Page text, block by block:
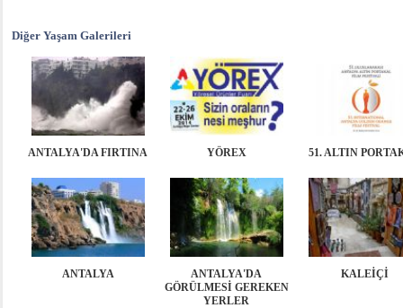
Diğer Yaşam Galerileri
ANTALYA'DA FIRTINA YÖREX 51. ALTIN
ANTALYA
ANTALYA'DA
GÖRÜLMESİ GEREKEN
YERLER
KALEİÇİ